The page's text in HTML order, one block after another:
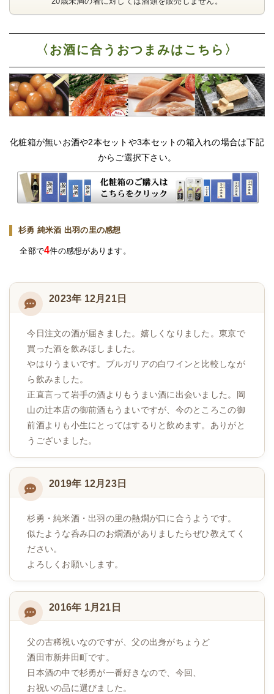
〈お酒に合うおつまみはこちら〉
化粧箱が無いお酒や2本セットや3本セットの箱入れの場合は下記
からご選択下さい。
杉勇 純米酒 出羽の里の感想
全部で4件の感想があります。
2023年 12月21日
今日注文の酒が届きました。嬉しくなりました。東京で
買った酒を飲みほしました。
やはりうまいです。ブルガリアの白ワインと比較しなが
ら飲みました。
正直言って岩手の酒よりもうまい酒に出会いました。岡
山の辻本店の御前酒もうまいですが、今のところこの御
前酒よりも小生にとってはするりと飲めます。ありがと
うございました。
2019年 12月23日
杉勇・純米酒・出羽の里の熱燗が口に合うようです。
似たような呑み口のお燗酒がありましたらぜひ教えてく
ださい。
よろしくお願いします。
2016年 1月21日
父の古稀祝いなのですが、父の出身がちょうど
酒田市新井田町です。
日本酒の中で杉勇が一番好きなので、今回、
お祝いの品に選びました。